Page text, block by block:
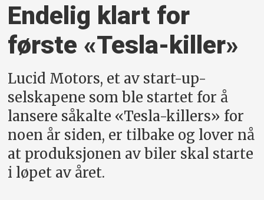
Endelig klart for
første «Tesla-killer»
Lucid Motors, et av start-up-
selskapene som ble startet for å
lansere såkalte «Tesla-killers» for
noen år siden, er tilbake og lover nå
at produksjonen av biler skal starte
i løpet av året.